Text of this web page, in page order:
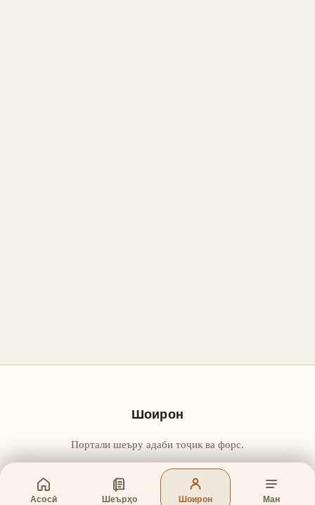
Асосӣ Шеърҳо Шоирон Ман
Шоирон
Портали шеъру адаби тоҷик ва форс.